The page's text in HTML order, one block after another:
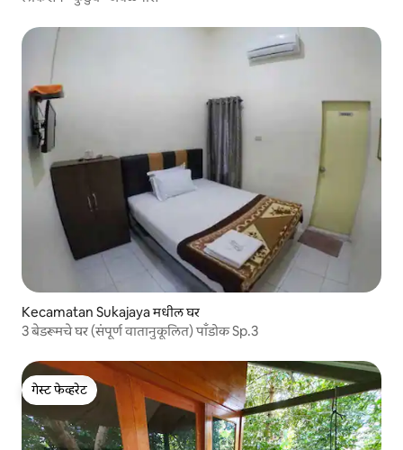
Kecamatan Sukajaya मधील घर
3 बेडरूमचे घर (संपूर्ण वातानुकूलित) पाँडोक Sp.3
गेस्ट फेव्हरेट
गेस्ट फेव्हरेट